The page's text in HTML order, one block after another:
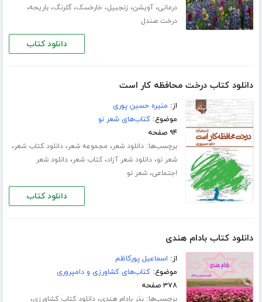
درمانی،آویشن، زنجبیل، خارخسک،گلرنگ،باریحه،
درخت صندل
دانلود کتاب
دانلود کتاب درخت محافظه کار است
از: منیره حسین پوری
موضوع:کتاب‌های شعر نو
۹۴ صفحه
برچسب‌ها:دانلود شعر، مجموعه شعر،دانلود کتاب شعر،
شعر نو،دانلود شعر آزاد،کتاب شعر،دانلود شعر
اجتماعی،شعر نو
دانلود کتاب
دانلود کتاب بادام هندی
از: اسماعیل پورکاظم
موضوع:کتاب‌های کشاورزی و دامپروری
۳۷۸ صفحه
برچسب‌ها:بذر بادام هندی،دانلود کتاب کشاورزی،